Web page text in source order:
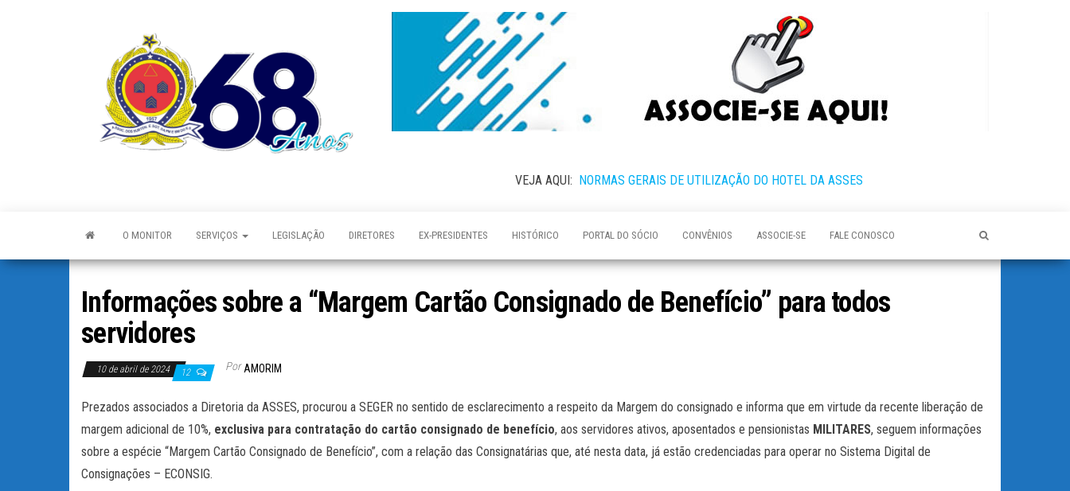
VEJA AQUI: NORMAS GERAIS DE UTILIZAÇÃO DO HOTEL DA ASSES
O MONITOR SERVIÇOS LEGISLAÇÃO DIRETORES EX-PRESIDENTES HISTÓRICO PORTAL DO SÓCIO CONVÊNIOS ASSOCIE-SE FALE CONOSCO
Informações sobre a “Margem Cartão Consignado de Benefício” para todos
servidores
10 de abril de 2024 12 Por AMORIM
Prezados associados a Diretoria da ASSES, procurou a SEGER no sentido de esclarecimento a respeito da Margem do consignado e informa que em virtude da recente liberação de
margem adicional de 10%, exclusiva para contratação do cartão consignado de benefício, aos servidores ativos, aposentados e pensionistas MILITARES, seguem informações
sobre a espécie “Margem Cartão Consignado de Benefício”, com a relação das Consignatárias que, até nesta data, já estão credenciadas para operar no Sistema Digital de
Consignações – ECONSIG.